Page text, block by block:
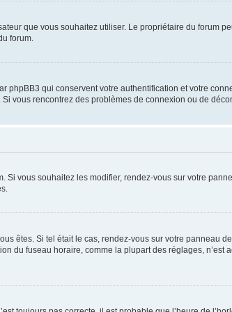
que vous souhaitez utiliser. Le propriétaire du forum
forum.
phpBB3 qui conservent votre authentification et votre
vous rencontrez des problèmes de connexion ou de
vous souhaitez les modifier, rendez-vous sur votre
êtes. Si tel était le cas, rendez-vous sur votre panneau
fuseau horaire, comme la plupart des réglages, n’est